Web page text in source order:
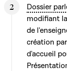
Dossier
modifiant
de
création
d'accueil